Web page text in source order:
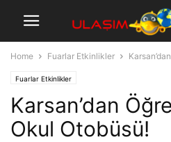
Home Fuarlar Etkinlikler
Fuarlar Etkinlikler
Karsan’dan
Okul Otobüsü!